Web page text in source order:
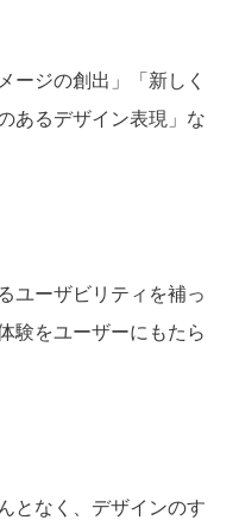
ージの創出」「新しく
あるデザイン表現」な
ユーザビリティを補っ
験をユーザーにもたら
となく、デザインのす